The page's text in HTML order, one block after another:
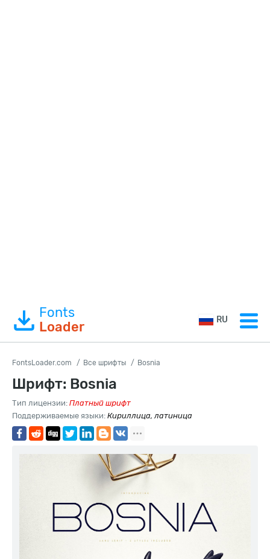
Fonts
Loader
RU
FontsLoader.com Все шрифты Bosnia
Шрифт: Bosnia
Тип лицензии: Платный шрифт
Поддерживаемые языки: Кириллица, латиница